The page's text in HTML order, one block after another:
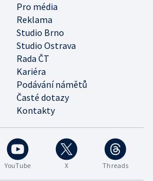
Pro média
Reklama
Studio Brno
Studio Ostrava
Rada ČT
Kariéra
Podávání námětů
Časté dotazy
Kontakty
YouTube X Threads